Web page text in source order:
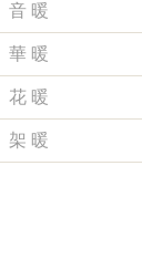
音 暖
華 暖
花 暖
架 暖